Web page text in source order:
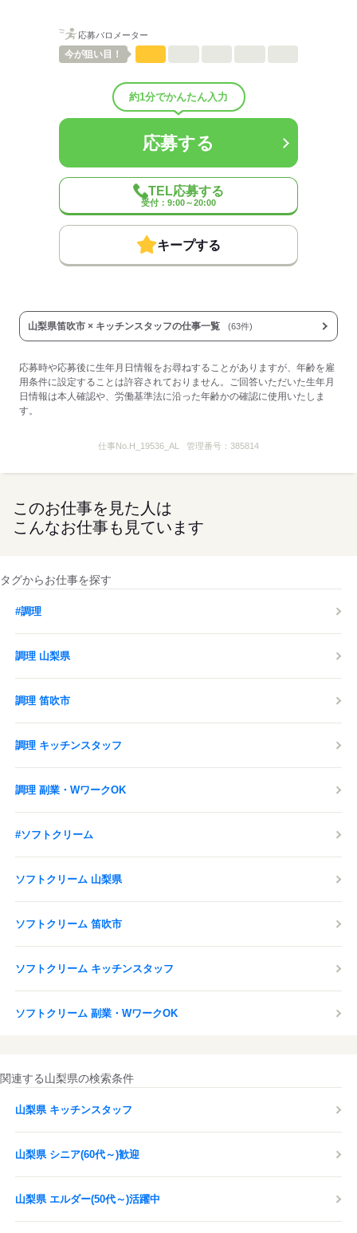
ひとりで
しずか
男女比
◆制服貸与
◆全店舗完全禁煙
◆副業・WワークOK
◆昇給あり
◆扶養内勤務OK
◆研修あり
オリエンテーション後、あなたの
成長に合わせてトレーニングを実施。
1ヶ月を目途に、職場に溶け込めたか、
※時給変動なし。
◆食事補助あり
…マクドナルドのメニューが
…働いた分の一部を
最短で翌日の振込が可能♪
◆クルーだけの割引制度あり
※店舗によっては実施していないものもあります。
【コロナ感染拡大防止の取り組み】
・勤務開始前の検温
お客様、従業員をはじめ全ての
応募バロメーター
今が狙い目！
約1分でかんたん入力
応募する
TEL応募する
受付：9:00～20:00
キープする
山梨県笛吹市 × キッチンスタッフの仕事一覧 (63件)
応募時や応募後に生年月日情報をお尋ねすることがありますが、年齢を雇
用条件に設定することは許容されておりません。ご回答いただいた生年月
日情報は本人確認や、労働基準法に沿った年齢かの確認に使用いたしま
す。
仕事No. H_19536_AL 管理番号：385814
このお仕事を見た人は
こんなお仕事も見ています
タグからお仕事を探す
#調理
調理 山梨県
調理 笛吹市
調理 キッチンスタッフ
調理 副業・WワークOK
#ソフトクリーム
ソフトクリーム 山梨県
ソフトクリーム 笛吹市
ソフトクリーム キッチンスタッフ
ソフトクリーム 副業・WワークOK
関連する山梨県の検索条件
山梨県 キッチンスタッフ
山梨県 シニア(60代～)歓迎
山梨県 エルダー(50代～)活躍中